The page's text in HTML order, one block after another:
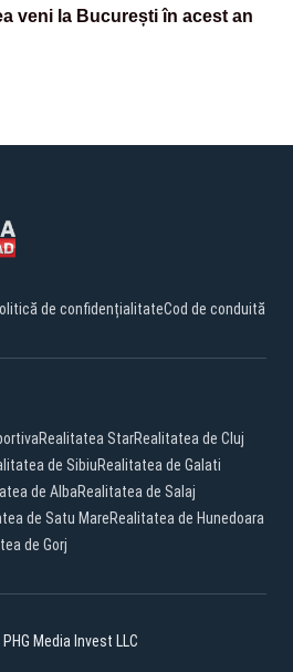
veni la București în acest an
de confidențialitateCod de conduită
Realitatea StarRealitatea de Cluj
de SibiuRealitatea de Galati
de AlbaRealitatea de Salaj
de Satu MareRealitatea de Hunedoara
de Gorj
Media Invest LLC